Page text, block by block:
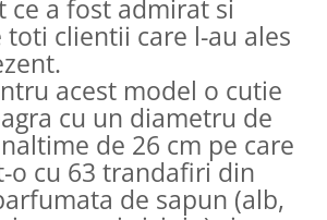
ce a fost admirat si
toti clientii care l-au ales
acest model o cutie
cu un diametru de
de 26 cm pe care
o cu 63 trandafiri din
de sapun (alb,